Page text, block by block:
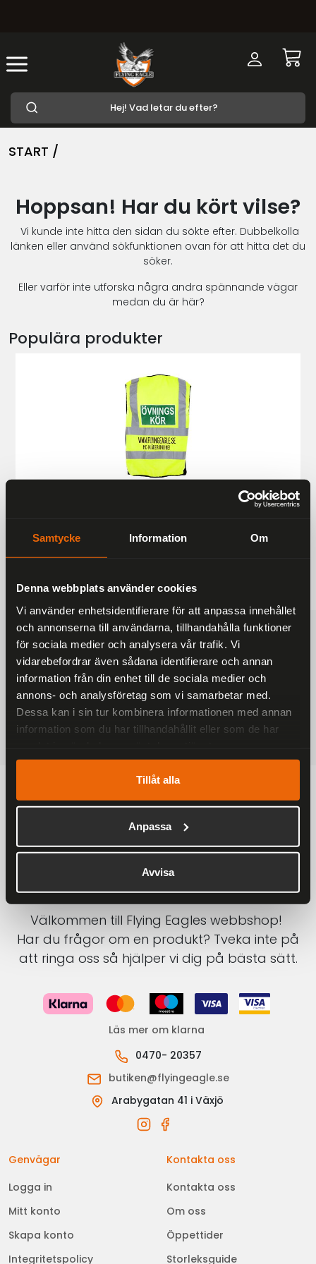
Samtycke Information Om
Denna webbplats använder cookies
Vi använder enhetsidentifierare för att anpassa innehållet
och annonserna till användarna, tillhandahålla funktioner
för sociala medier och analysera vår trafik. Vi
vidarebefordrar även sådana identifierare och annan
information från din enhet till de sociala medier och
annons- och analysföretag som vi samarbetar med.
Dessa kan i sin tur kombinera informationen med annan
information som du har tillhandahållit eller som de har
Tillåt alla
Anpassa
Avvisa
START /
Hoppsan! Har du kört vilse?
Vi kunde inte hitta den sidan du sökte efter. Dubbelkolla
länken eller använd sökfunktionen ovan för att hitta det du
söker.
Eller varför inte utforska några andra spännande vägar
medan du är här?
Populära produkter
249 kr
FRAKTFRITT
På alla ordrar över 2000 kr
1-3 DAGAR LEVERANS
Inom Sverige med DHL
SÄKRA BETALNINGAR
Betalkort, Klarna eller Swish
Välkommen till Flying Eagles webbshop!
Har du frågor om en produkt? Tveka inte på
att ringa oss så hjälper vi dig på bästa sätt.
Läs mer om klarna
0470- 20357
butiken@flyingeagle.se
Arabygatan 41 i Växjö
Genvägar
Logga in
Mitt konto
Skapa konto
Integritetspolicy
Kontakta oss
Kontakta oss
Om oss
Öppettider
Storleksguide